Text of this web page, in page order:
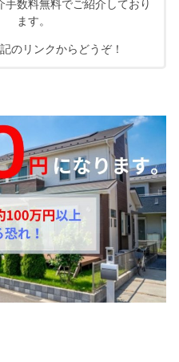
手数料無料でご紹介しており
ます。
のリンクからどうぞ！